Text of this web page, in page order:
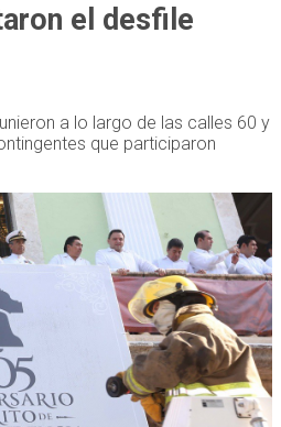
el desfile
a lo largo de las calles 60 y
que participaron